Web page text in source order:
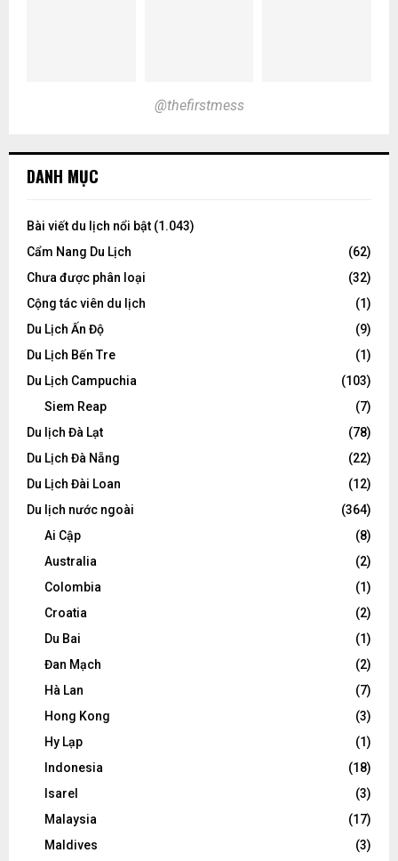
@thefirstmess
DANH MỤC
Bài viết du lịch nổi bật (1.043)
Cẩm Nang Du Lịch
(62)
Chưa được phân loại
(32)
Cộng tác viên du lịch
(1)
Du Lịch Ấn Độ
(9)
Du Lịch Bến Tre
(1)
Du Lịch Campuchia
(103)
Siem Reap
(7)
Du lịch Đà Lạt
(78)
Du Lịch Đà Nẵng
(22)
Du Lịch Đài Loan
(12)
Du lịch nước ngoài
(364)
Ai Cập
(8)
Australia
(2)
Colombia
(1)
Croatia
(2)
Du Bai
(1)
Đan Mạch
(2)
Hà Lan
(7)
Hong Kong
(3)
Hy Lạp
(1)
Indonesia
(18)
Isarel
(3)
Malaysia
(17)
Maldives
(3)